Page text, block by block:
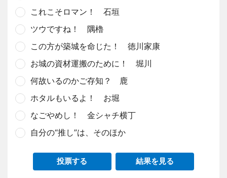
これこそロマン！ 石垣
ツウですね！ 隅櫓
この方が築城を命じた！ 徳川家康
お城の資材運搬のために！ 堀川
何故いるのかご存知？ 鹿
ホタルもいるよ！ お堀
なごやめし！ 金シャチ横丁
自分の“推し”は、そのほか
投票する 結果を見る